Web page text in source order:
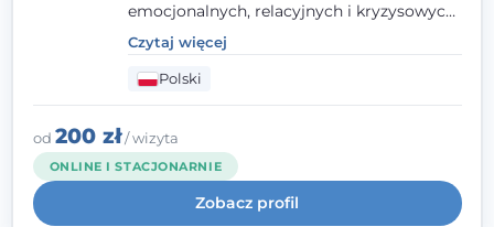
emocjonalnych, relacyjnych i kryzysowych,
w tym z osobami po doświadczeniach
przemocy. Ukończyłam psychologię
kliniczną oraz studia podyplomowe z
interwencji kryzysowej i seksuologii
klinicznej na SWPS we Wrocławiu. W pracy
kieruję się empatią, etyką zawodową i
uważnością na potrzeby klienta.
Czytaj więcej
Polski
od 200 zł/ wizyta
ONLINE I STACJONARNIE
Zobacz profil